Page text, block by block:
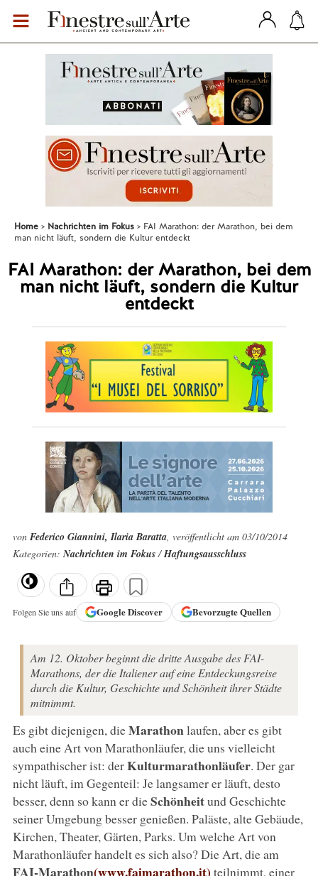
Home Nachrichten im Fokus
FAI Marathon: der Marathon, bei dem
man nicht läuft, sondern die Kultur entdeckt
FAI Marathon: der Marathon, bei dem
man nicht läuft, sondern die Kultur
entdeckt
von Federico Giannini, Ilaria Baratta, veröffentlicht am 03/10/2014
Kategorien:Nachrichten im Fokus/Haftungsausschluss
Folgen Sie uns auf GoogleDiscover Bevorzugte Quellen
Am 12. Oktober beginnt die dritte Ausgabe des FAI-
Marathons, der die Italiener auf eine Entdeckungsreise
durch die Kultur, Geschichte und Schönheit ihrer Städte
mitnimmt.
Es gibt diejenigen, dieMarathonlaufen, aber es gibt
auch eine Art von Marathonläufer, die uns vielleicht
sympathischer ist: derKulturmarathonläufer. Der gar
nicht läuft, im Gegenteil: Je langsamer er läuft, desto
besser, denn so kann er dieSchönheitund Geschichte
seiner Umgebung besser genießen. Paläste, alte Gebäude,
Kirchen, Theater, Gärten, Parks. Um welche Art von
Marathonläufer handelt es sich also? Die Art, die am
FAI-Marathon(www.faimarathon.it) teilnimmt, einer